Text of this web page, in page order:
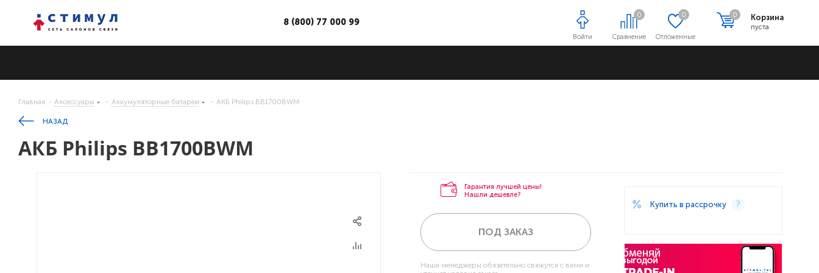
Сравнение
0
Отложенные
0 Корзина
пуста
0
Войти
8 (800) 77 000 99
Главная - Аксессуары - Аккумуляторные батареи - АКБ Philips BB1700BWM
НАЗАД
АКБ Philips BB1700BWM
Гарантия лучшей цены!
Нашли дешевле?
ПОД ЗАКАЗ
Наши менеджеры обязательно свяжутся с вами и
Купить в рассрочку